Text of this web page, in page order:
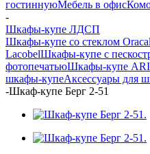
гостиннуюМебель в офис
-
Шкафы-купе ЛДСП
Шкафы-купе со стеклом Oracal
LacobelШкафы-купе с
фотопечатьюШкафы-купе
шкафы-купеАксессуары для
-Шкаф-купе Берг 2-51